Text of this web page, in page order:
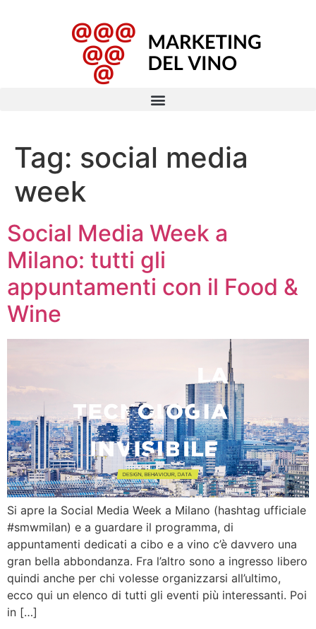
Tag: social media
week
Social Media Week a
Milano: tutti gli
appuntamenti con il Food &
Wine
Si apre la Social Media Week a Milano (hashtag ufficiale
#smwmilan) e a guardare il programma, di
appuntamenti dedicati a cibo e a vino c’è davvero una
gran bella abbondanza. Fra l’altro sono a ingresso libero
quindi anche per chi volesse organizzarsi all’ultimo,
ecco qui un elenco di tutti gli eventi più interessanti. Poi
in […]